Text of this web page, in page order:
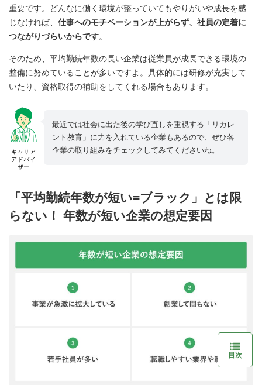
重要です。どんなに働く環境が整っていてもやりがいや成長を感
じなければ、 仕事へのモチベーションが上がらず、社員の定着に
つながりづらいからです。
そのため、平均勤続年数の長い企業は従業員が成長できる環境の
整備に努めていることが多いですよ。具体的には研修が充実して
いたり、資格取得の補助をしてくれる場合もあります。
キャリア
アドバイ
ザー
最近では社会に出た後の学び直しを重視する「リカレ
ント教育」に力を入れている企業もあるので、ぜひ各
企業の取り組みをチェックしてみてくださいね。
「平均勤続年数が短い=ブラック」とは限
らない！ 年数が短い企業の想定要因
目次